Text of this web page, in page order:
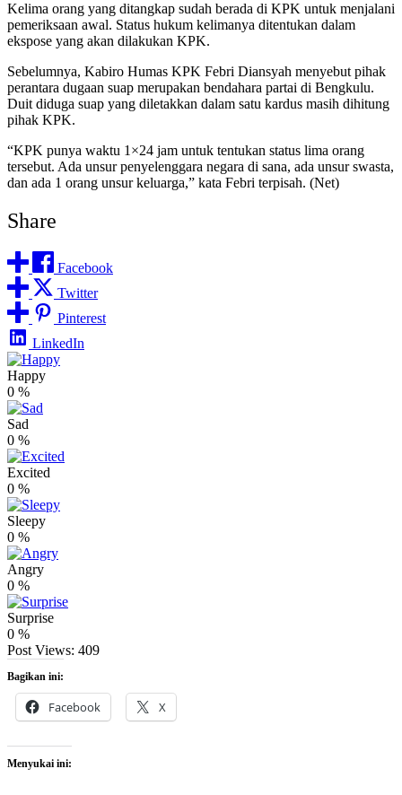
Kelima orang yang ditangkap sudah berada di KPK untuk menjalani
pemeriksaan awal. Status hukum kelimanya ditentukan dalam
ekspose yang akan dilakukan KPK.
Sebelumnya, Kabiro Humas KPK Febri Diansyah menyebut pihak
perantara dugaan suap merupakan bendahara partai di Bengkulu.
Duit diduga suap yang diletakkan dalam satu kardus masih dihitung
pihak KPK.
“KPK punya waktu 1×24 jam untuk tentukan status lima orang
tersebut. Ada unsur penyelenggara negara di sana, ada unsur swasta,
dan ada 1 orang unsur keluarga,” kata Febri terpisah. (Net)
Share
Facebook
Twitter
Pinterest
LinkedIn
Happy
0 %
Sad
0 %
Excited
0 %
Sleepy
0 %
Angry
0 %
Surprise
0 %
Post Views: 409
Bagikan ini:
Facebook X
Menyukai ini: